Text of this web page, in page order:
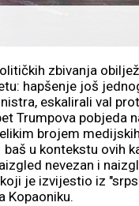
zbivanja
hapšenje još
eskalirali val
Trumpova pobjeda
brojem
u kontekstu ovih
nevezan i
koji je izvijestio iz
Kopaoniku.